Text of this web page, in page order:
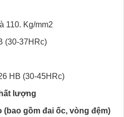
110. Kg/mm2
(30-37HRc)
HB (30-45HRc)
lượng
gồm đai ốc, vòng đệm)